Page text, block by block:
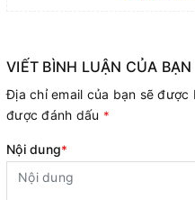
VIẾT BÌNH LUẬN CỦA BẠN
Địa chỉ email của bạn sẽ
được đánh dấu *
Nội dung*